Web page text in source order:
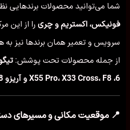
شما می‌توانید محصولات برندهایی
فونیکس، اکستریم و چری را از این
سرویس و تعمیر همان برندها نیز به
از جمله محصولات تحت پوشش:
6، X55 Pro، X33 Cross، F8 و آریزو 8
📍 موقعیت مکانی و مسیرهای